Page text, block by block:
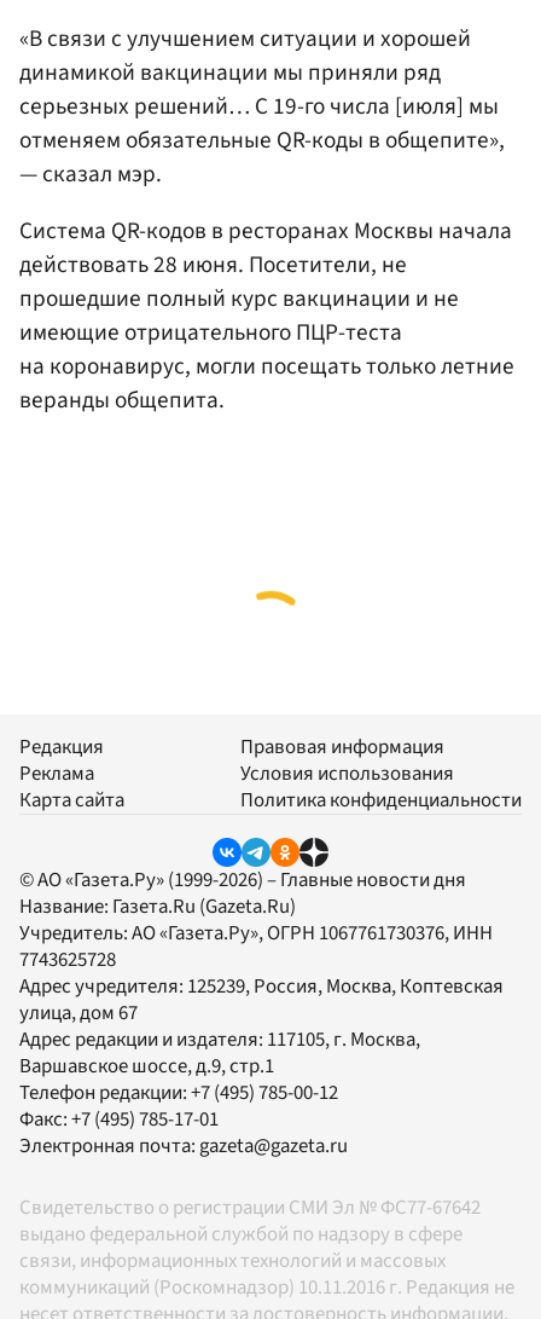
«В связи с улучшением ситуации и хорошей
динамикой вакцинации мы приняли ряд
серьезных решений… С 19-го числа [июля] мы
отменяем обязательные QR-коды в общепите»,
— сказал мэр.
Система QR-кодов в ресторанах Москвы начала
действовать 28 июня. Посетители, не
прошедшие полный курс вакцинации и не
имеющие отрицательного ПЦР-теста
на коронавирус, могли посещать только летние
веранды общепита.
Редакция
Реклама
Карта сайта
Правовая информация
Условия использования
Политика конфиденциальности
© АО «Газета.Ру» (1999-2026) – Главные новости дня
Название: Газета.Ru (Gazeta.Ru)
Учредитель:АО «Газета.Ру», ОГРН 1067761730376, ИНН
7743625728
Адрес учредителя: 125239, Россия, Москва, Коптевская
улица, дом 67
Адрес редакции и издателя: 117105, г. Москва,
Варшавское шоссе, д.9, стр.1
Телефон редакции:+7 (495) 785-00-12
Факс:+7 (495) 785-17-01
Электронная почта: gazeta@gazeta.ru
Свидетельство о регистрации СМИ Эл № ФС77-67642
выдано федеральной службой по надзору в сфере
связи, информационных технологий и массовых
коммуникаций (Роскомнадзор) 10.11.2016 г. Редакция не